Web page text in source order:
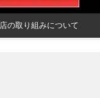
の取り組みについて